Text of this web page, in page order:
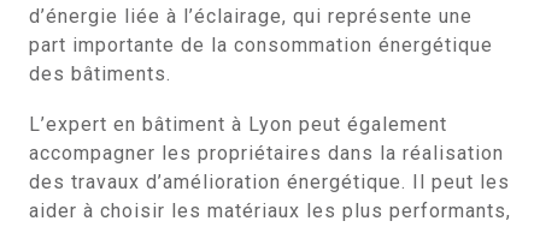
d’énergie liée à l’éclairage, qui représente une
part importante de la consommation énergétique
des bâtiments.
L’expert en bâtiment à Lyon peut également
accompagner les propriétaires dans la réalisation
des travaux d’amélioration énergétique. Il peut les
aider à choisir les matériaux les plus performants,